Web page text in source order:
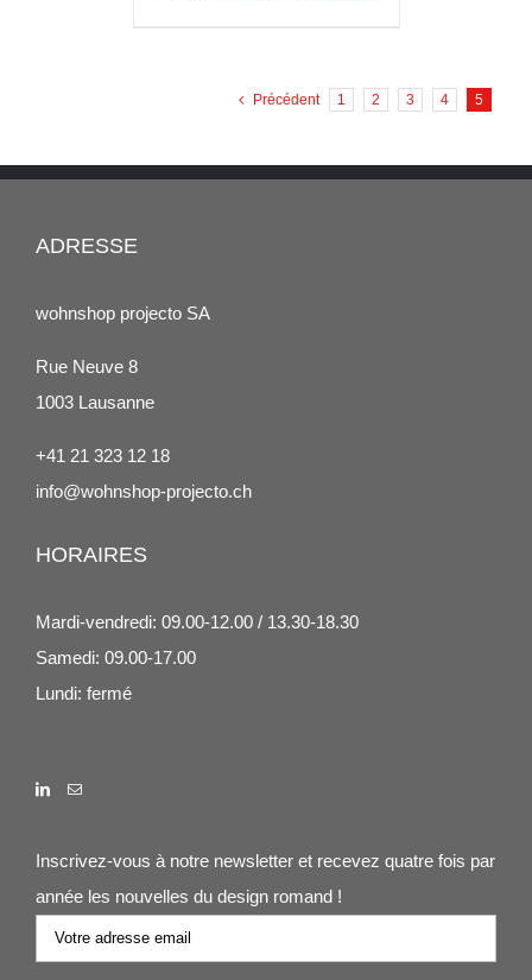
Précédent 1 2 3 4 5
ADRESSE
wohnshop projecto SA
Rue Neuve 8
1003 Lausanne
+41 21 323 12 18
info@wohnshop-projecto.ch
HORAIRES
Mardi-vendredi: 09.00-12.00 / 13.30-18.30
Samedi: 09.00-17.00
Lundi: fermé
Inscrivez-vous à notre newsletter et recevez quatre fois par
année les nouvelles du design romand !